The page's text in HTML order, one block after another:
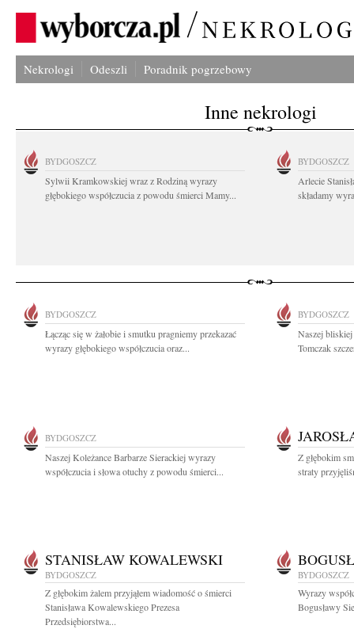
Nekrologi Odeszli Poradnik pogrzebowy
Inne nekrologi
BYDGOSZCZ
Sylwii Kramkowskiej wraz z Rodziną wyrazy
głębokiego współczucia z powodu śmierci Mamy...
BYDGOSZCZ
Arlecie
składamy
BYDGOSZCZ
Łącząc się w żałobie i smutku pragniemy przekazać
wyrazy głębokiego współczucia oraz...
BYDGOSZCZ
Naszej
Tomczak
BYDGOSZCZ
Naszej Koleżance Barbarze Sierackiej wyrazy
współczucia i słowa otuchy z powodu śmierci...
Z głębokim
straty
STANISŁAW KOWALEWSKI
BYDGOSZCZ
Z głębokim żalem przyjąłem wiadomość o śmierci
Stanisława Kowalewskiego Prezesa
Przedsiębiorstwa...
BYDGOSZCZ
Wyrazy
Bogusławy